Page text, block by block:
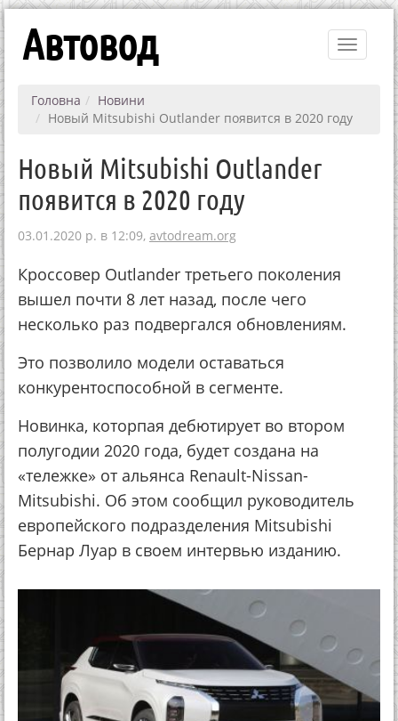
Toggle
Автовод
Головна
Новини
Новый Mitsubishi Outlander появится в 2020 году
Новый Mitsubishi Outlander
появится в 2020 году
03.01.2020 р. в 12:09, avtodream.org
Кроссовер Outlander третьего поколения
вышел почти 8 лет назад, после чего
несколько раз подвергался обновлениям.
Это позволило модели оставаться
конкурентоспособной в сегменте.
Новинка, которпая дебютирует во втором
полугодии 2020 года, будет создана на
«тележке» от альянса Renault-Nissan-
Mitsubishi. Об этом сообщил руководитель
европейского подразделения Mitsubishi
Бернар Луар в своем интервью изданию.